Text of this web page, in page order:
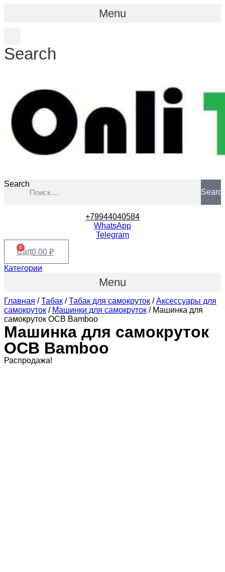
Menu
Search
Search
+79944040584
WhatsApp
Telegram
0.00 ₽
0
Cart
Категории
Menu
Главная /Табак /Табак для самокруток /Аксессуары для
самокруток / Машинки для самокруток / Машинка для
самокруток OCB Bamboo
Машинка для самокруток
OCB Bamboo
Распродажа!